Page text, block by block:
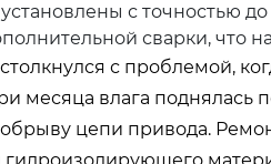
с точностью
сварки, что
с проблемой,
месяца влага поднялась
цепи привода.